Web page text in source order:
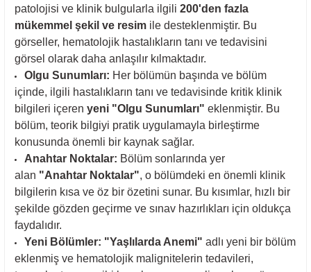
patolojisi ve klinik bulgularla ilgili 200'den fazla
mükemmel şekil ve resim ile desteklenmiştir. Bu
görseller, hematolojik hastalıkların tanı ve tedavisini
görsel olarak daha anlaşılır kılmaktadır.
Olgu Sunumları: Her bölümün başında ve bölüm
içinde, ilgili hastalıkların tanı ve tedavisinde kritik klinik
bilgileri içeren yeni "Olgu Sunumları" eklenmiştir. Bu
bölüm, teorik bilgiyi pratik uygulamayla birleştirme
konusunda önemli bir kaynak sağlar.
Anahtar Noktalar: Bölüm sonlarında yer
alan "Anahtar Noktalar", o bölümdeki en önemli klinik
bilgilerin kısa ve öz bir özetini sunar. Bu kısımlar, hızlı bir
şekilde gözden geçirme ve sınav hazırlıkları için oldukça
faydalıdır.
Yeni Bölümler: "Yaşlılarda Anemi" adlı yeni bir bölüm
eklenmiş ve hematolojik malignitelerin tedavileri,